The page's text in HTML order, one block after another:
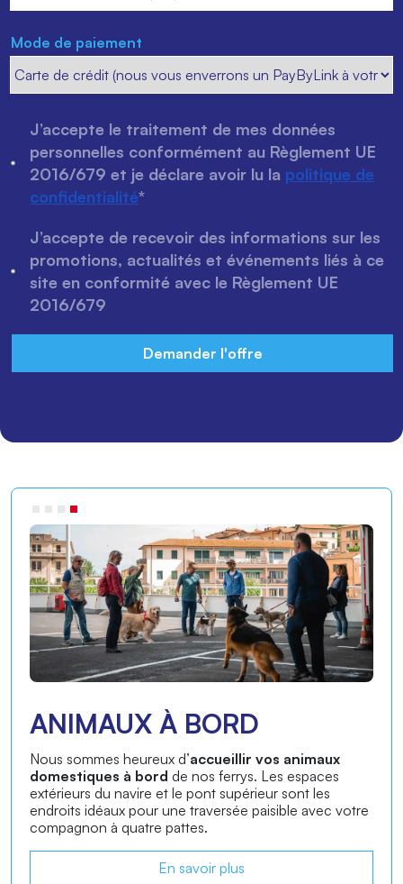
Mode de paiement
J’accepte le traitement de mes données
personnelles conformément au Règlement UE
2016/679 et je déclare avoir lu la politique de
confidentialité*
J’accepte de recevoir des informations sur les
promotions, actualités et événements liés à ce
site en conformité avec le Règlement UE
2016/679
ASSISTANT À BORD
Notre service d’assistance à bord est conçu pour
rendre votre traversée en ferry plus agréable
à votre disposition pour vous fournir toutes les
informations dont vous avez besoin.
En savoir plus